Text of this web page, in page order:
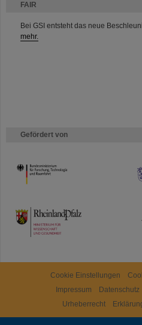
FAIR
Bei GSI entsteht das neue
mehr.
Gefördert von
HMWK
TMWWDG
Cookie Einstellungen
Impressum
Datenschutz
Urheberrecht